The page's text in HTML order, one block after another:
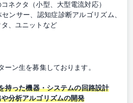
ネクタ（小型、大型電流対応）
ンサー、認知症診断アルゴリズム、
、ユニットなど
ーン生を募集しております。
った機器・システムの回路設計
分析アルゴリズムの開発